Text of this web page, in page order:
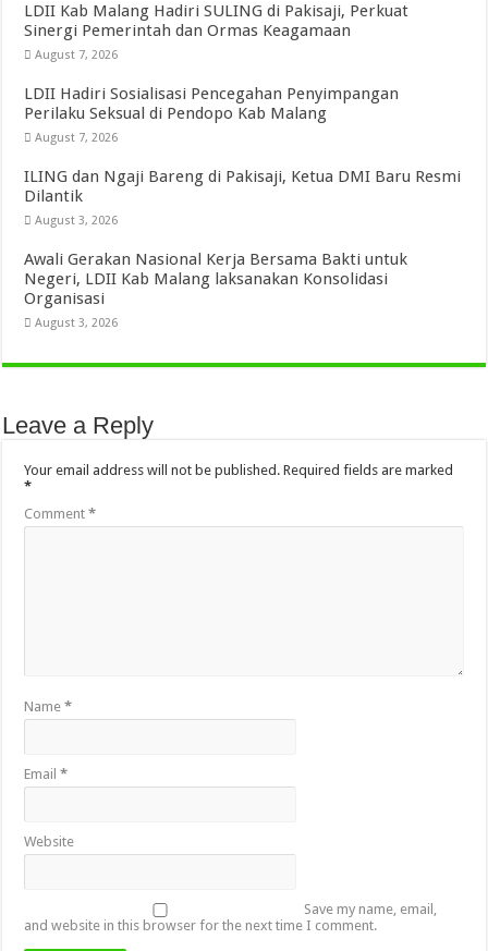
LDII Kab Malang Hadiri SULING di Pakisaji, Perkuat
Sinergi Pemerintah dan Ormas Keagamaan
August 7, 2026
LDII Hadiri Sosialisasi Pencegahan Penyimpangan
Perilaku Seksual di Pendopo Kab Malang
August 7, 2026
ILING dan Ngaji Bareng di Pakisaji, Ketua DMI Baru Resmi
Dilantik
August 3, 2026
Awali Gerakan Nasional Kerja Bersama Bakti untuk
Negeri, LDII Kab Malang laksanakan Konsolidasi
Organisasi
August 3, 2026
Leave a Reply
Your email address will not be published. Required fields are marked
*
Comment*
Name*
Email*
Website
Save my name, email,
and website in this browser for the next time I comment.